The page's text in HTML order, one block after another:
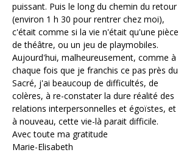
puissant. Puis le long du chemin du retour
(environ 1 h 30 pour rentrer chez moi),
c'était comme si la vie n'était qu'une pièce
de théâtre, ou un jeu de playmobiles.
Aujourd'hui, malheureusement, comme à
chaque fois que je franchis ce pas près du
Sacré, j'ai beaucoup de difficultés, de
colères, à re-constater la dure réalité des
relations interpersonnelles et égoïstes, et
à nouveau, cette vie-là parait difficile.
Avec toute ma gratitude
Marie-Elisabeth